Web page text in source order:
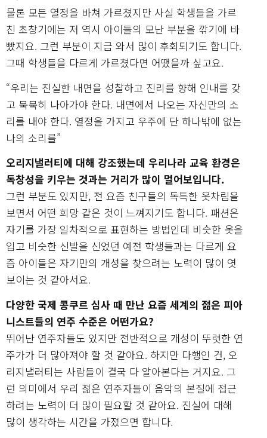
물론 모든 열정을 바쳐 가르쳤지만 사실 학생들을 가르
친 초창기에는 저 역시 아이들의 모난 부분을 깎기에 바
빴지요. 그런 부분이 지금 와서 많이 후회되기도 합니다.
그때 학생들을 다르게 가르쳤다면 어땠을까 싶고요.
“우리는 진실한 내면을 성찰하고 진리를 향해 인내를 갖
고 묵묵히 나아가야 한다. 내면에서 나오는 자신만의 소
리를 내야 한다. 열정을 가지고 우주에 단 하나밖에 없는
나의 소리를”
오리지낼러티에 대해 강조했는데 우리나라 교육 환경은
독창성을 키우는 것과는 거리가 많이 멀어보입니다.
그런 부분도 있지만, 전 요즘 친구들의 독특한 옷차림을
보면서 어떤 희망 같은 것이 느껴지기도 합니다. 패션은
자기를 가장 일차적으로 표현하는 방법인데 비슷한 옷을
입고 비슷한 신발을 신었던 예전 학생들과는 다르게 요
즘 아이들은 자기만의 개성을 찾으려는 노력이 많이 엿
보이는 것 같아서요.
다양한 국제 콩쿠르 심사 때 만난 요즘 세계의 젊은 피아
니스트들의 연주 수준은 어떤가요?
뛰어난 연주자들도 있지만 전반적으로 개성이 뚜렷한 연
주가가 더 많아져야 할 것 같아요. 하지만 다행인 건, 오
리지낼러티는 사람들이 결국 다 알아본다는 거지요. 그
런 의미에서 우리 젊은 연주자들이 음악의 본질에 접근
하려는 노력이 더 많이 필요할 것 같아요. 진실에 대해
많이 생각하는 시간을 가졌으면 합니다.